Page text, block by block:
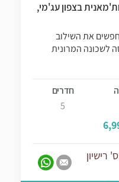
בצפון עג'מי,
את השילוב
לשכונה המרונית
חדרים
5
רישיון